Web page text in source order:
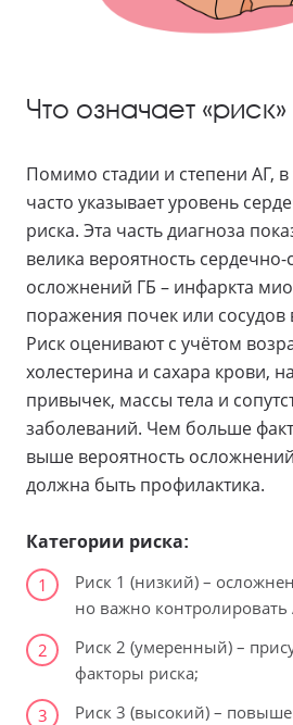
Что означает
Помимо стадии и степени АГ,
часто указывает уровень
риска. Эта часть диагноза
велика вероятность сердечно-
осложнений ГБ – инфаркта
поражения почек или
Риск оценивают с учётом
холестерина и сахара крови,
привычек, массы тела и
заболеваний. Чем больше
выше вероятность
должна быть профилактика.
Категории риска:
1
Риск 1 (низкий) –
но важно
2
Риск 2 (умеренный) –
факторы риска;
3
Риск 3 (высокий) –